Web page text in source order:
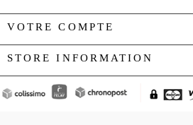
VOTRE COMPTE
STORE INFORMATION